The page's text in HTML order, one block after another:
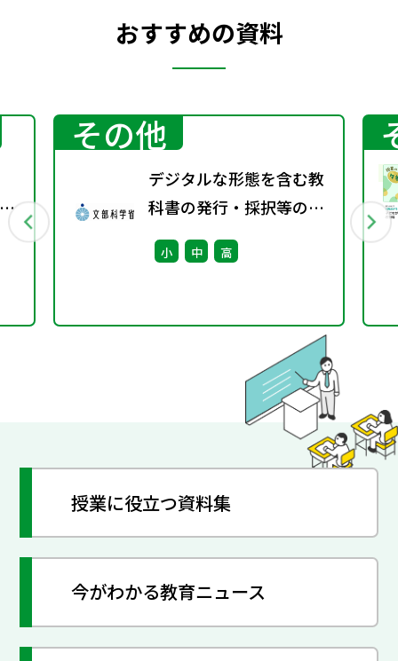
おすすめの資料
その他
デジタルな形態を含む教
科書の発行・採択等の指
針に関する検討会議（第
3回） 配布資料
小 中 高
授業に役立つ資料集
今がわかる教育ニュース